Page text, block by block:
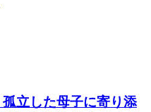
孤立した母子に寄り添